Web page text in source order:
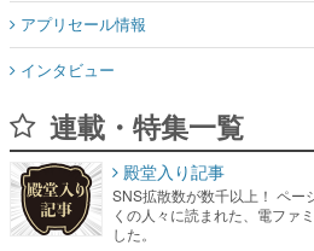
アプリセール情報
インタビュー
連載・特集一覧
殿堂入り記事
SNS拡散数が数千以上！ ペー
くの人々に読まれた、電ファ
した。